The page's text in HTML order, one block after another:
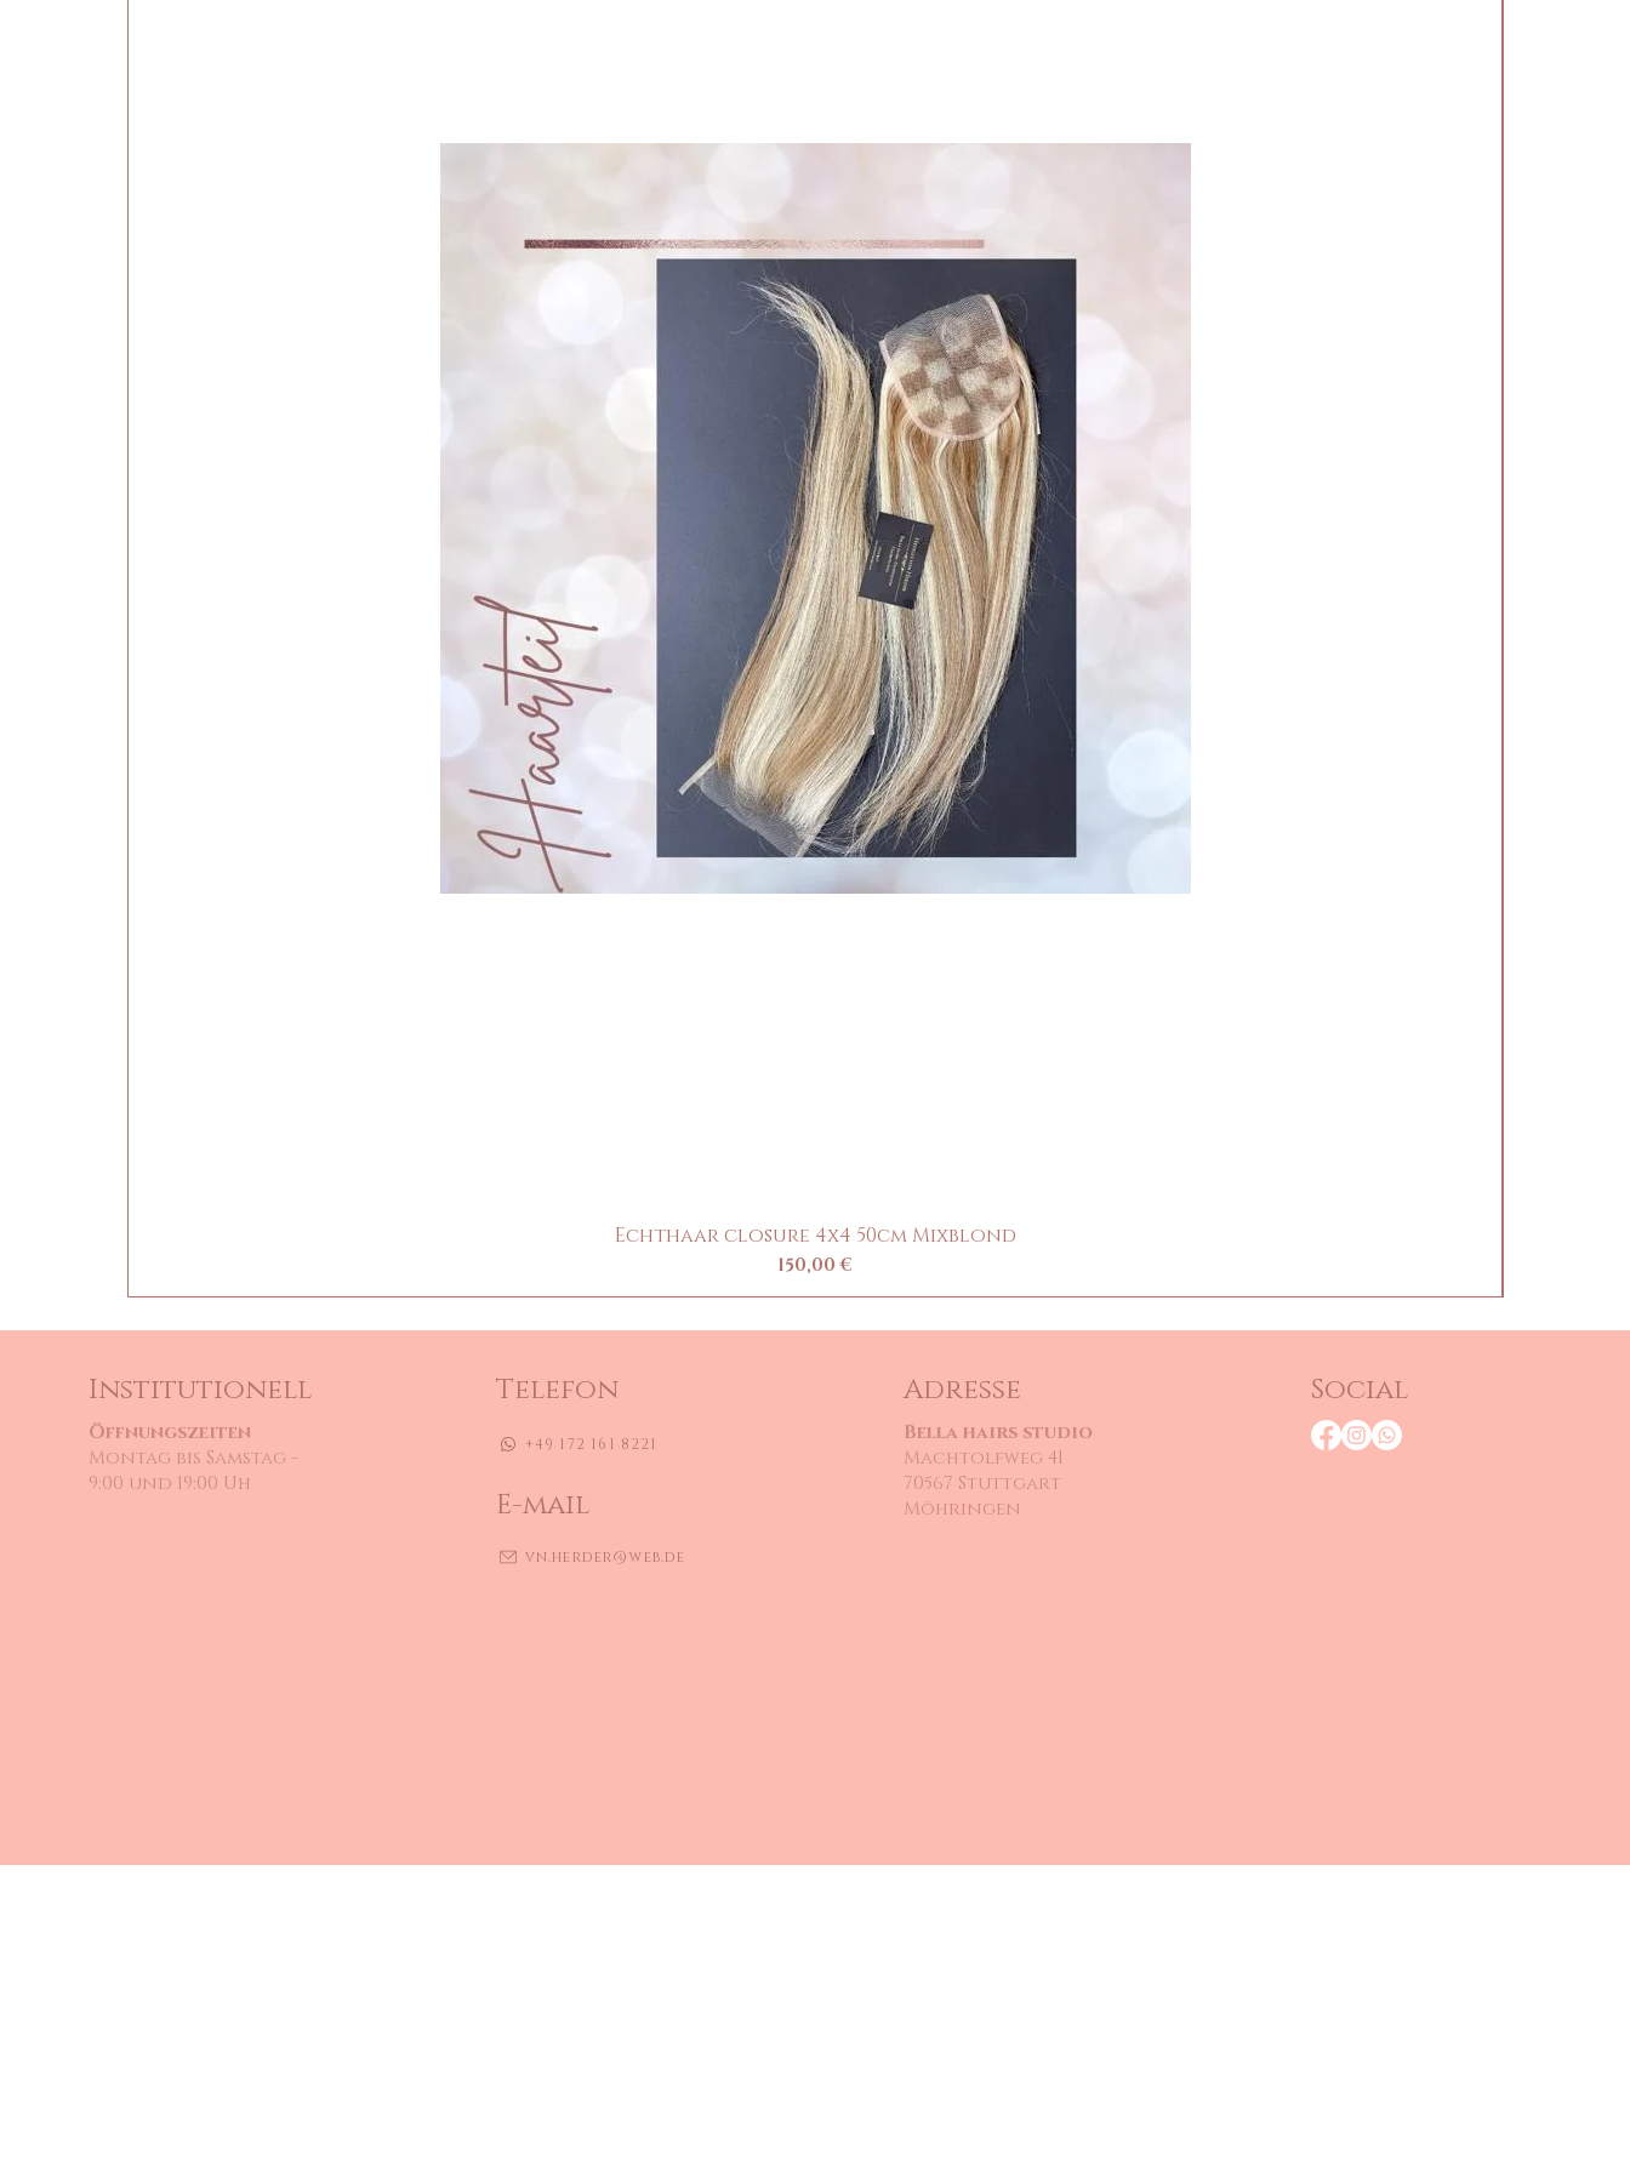
Echthaar closure 4x4 50cm Mixblond
Precio
150,00 €
Institutionell
Öffnungszeiten
Montag bis Samstag -
9:00 und 19:00 Uh
Telefon
+49 172 161 8221
E-mail
vn.herder@web.de
Adresse
Bella hairs studio
Machtolfweg 41
70567 Stuttgart
Möhringen
Social